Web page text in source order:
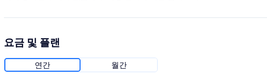
요금 및 플랜
연간 월간